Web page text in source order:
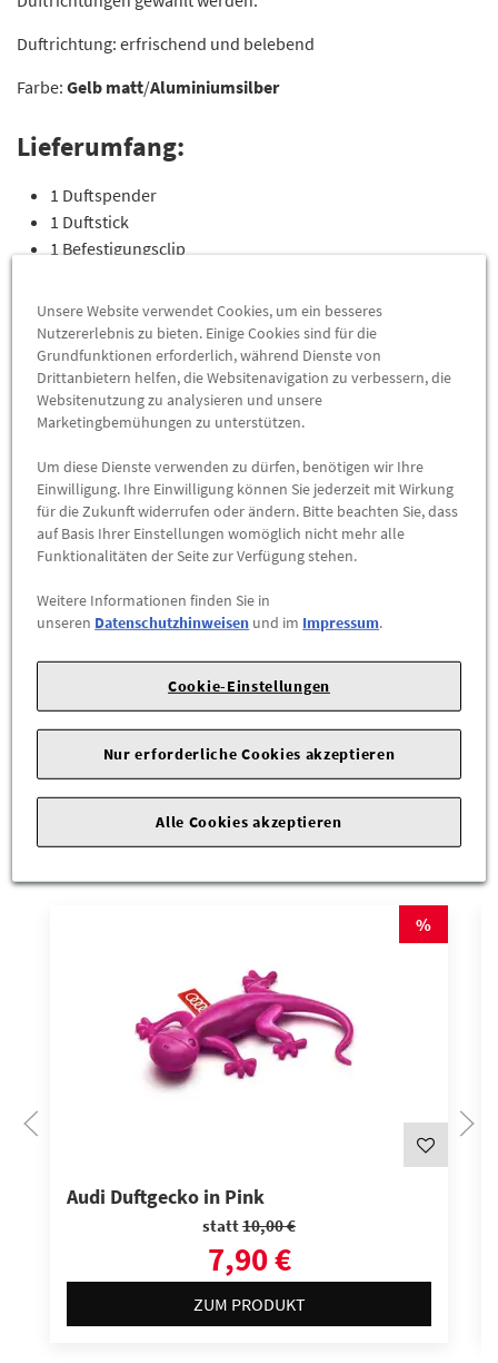
Duftrichtung: erfrischend und belebend
Farbe: Gelb matt/Aluminiumsilber
Lieferumfang:
1 Duftspender
1 Duftstick
1 Befestigungsclip
Hinweise:
Im Fahrzeuginnenraum kann bei intensiver
Sonneneinstrahlung die Temperatur sehr schnell 85 °C an
bestimmten Stellen (z. B. Schalttafel, Belüftungsdüsen usw.)
überschreiten. Das Produkt darf Temperaturen über 85 °C
nicht ausgesetzt werden Der Duft ist am Anfang intensiv, lässt
aber allmählich nach. Die Duftintensität hängt ebenfalls davon
ab, wie warm es im Fahrzeug ist
Artikelnummer:80A087009B
Das könnte Sie interessieren
Wird auch oft von Kunden gekauft
%
Audi Duftgecko in Pink
statt10,00 €
7,90 €
ZUM PRODUKT
Unsere Website verwendet Cookies, um ein besseres
Nutzererlebnis zu bieten. Einige Cookies sind für die
Grundfunktionen erforderlich, während Dienste von
Drittanbietern helfen, die Websitenavigation zu verbessern, die
Websitenutzung zu analysieren und unsere
Marketingbemühungen zu unterstützen.
Um diese Dienste verwenden zu dürfen, benötigen wir Ihre
Einwilligung. Ihre Einwilligung können Sie jederzeit mit Wirkung
für die Zukunft widerrufen oder ändern. Bitte beachten Sie, dass
auf Basis Ihrer Einstellungen womöglich nicht mehr alle
Funktionalitäten der Seite zur Verfügung stehen.
Weitere Informationen finden Sie in
unseren Datenschutzhinweisen und im Impressum.
Cookie-Einstellungen
Nur erforderliche Cookies akzeptieren
Alle Cookies akzeptieren